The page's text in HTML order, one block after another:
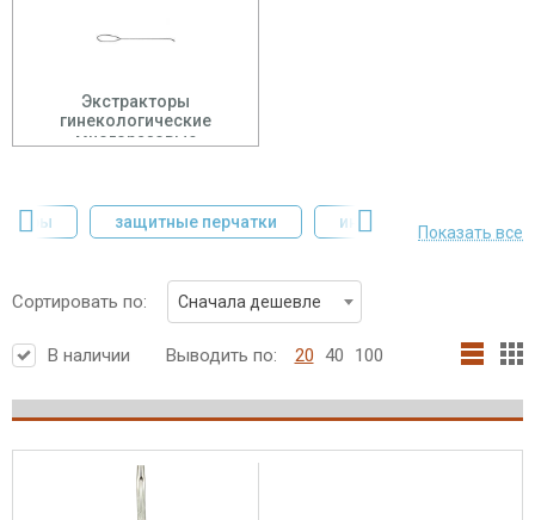
Экстракторы
гинекологические
многоразовые
защитные перчатки инфузионные стойки
Показать все
Сортировать по: Сначала дешевле
В наличии Выводить по: 20 40 100